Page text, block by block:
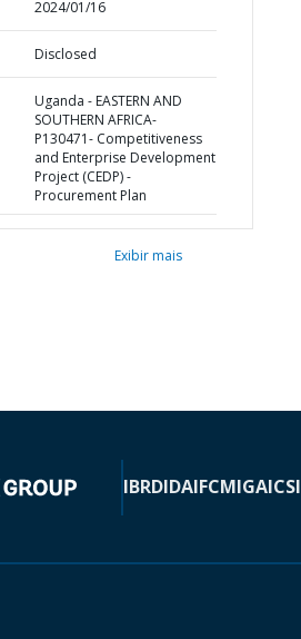
2024/01/16
Disclosed
Uganda - EASTERN AND
SOUTHERN AFRICA-
P130471- Competitiveness
and Enterprise Development
Project (CEDP) -
Procurement Plan
Exibir mais
IBRDIDAIFCMIGA